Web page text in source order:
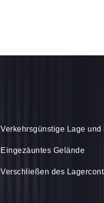
Verkehrsgünstige Lage
Eingezäuntes Gelände
Verschließen des